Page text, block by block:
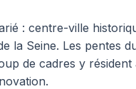
: centre-ville
la Seine. Les pentes
de cadres y